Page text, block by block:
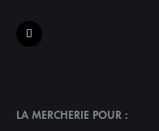
LA MERCHERIE POUR :